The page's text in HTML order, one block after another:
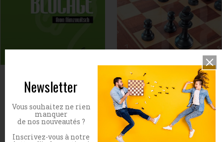
Mon système, tome 1
Prix
25,00 €
Newsletter
Vous souhaitez ne rien
manquer
de nos nouveautés ?
Inscrivez-vous à notre